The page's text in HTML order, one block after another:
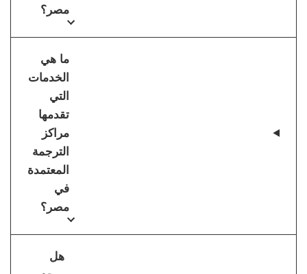
مصر؟
ما هي
الخدمات
التي
تقدمها
مراكز
الترجمة
المعتمدة
في
مصر؟
هل